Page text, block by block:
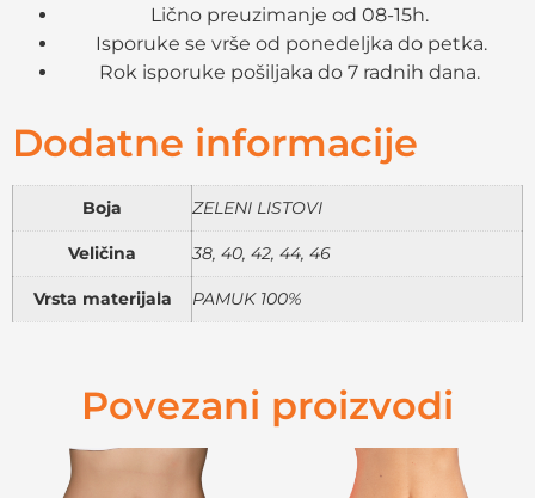
Lično preuzimanje od 08-15h.
Isporuke se vrše od ponedeljka do petka.
Rok isporuke pošiljaka do 7 radnih dana.
Dodatne informacije
Boja ZELENI LISTOVI
Veličina 38, 40, 42, 44, 46
Vrsta materijala PAMUK 100%
Povezani proizvodi